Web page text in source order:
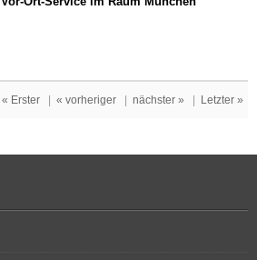
« Erster | « vorheriger | nächster » | Letzter »